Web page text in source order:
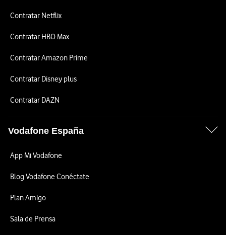
Contratar Netflix
Contratar HBO Max
Contratar Amazon Prime
Contratar Disney plus
Contratar DAZN
Vodafone España
App Mi Vodafone
Blog Vodafone Conéctate
Plan Amigo
Sala de Prensa